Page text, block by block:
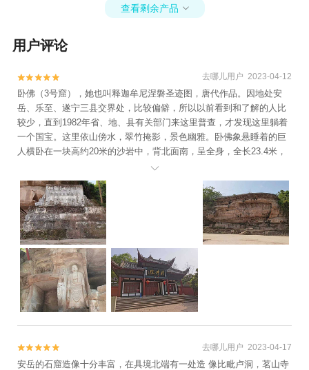
查看剩余产品 
用户评论

 去哪儿用户 2023-04-12
卧佛（3号窟），她也叫释迦牟尼涅磐圣迹图，唐代作品。因地处安
岳、乐至、遂宁三县交界处，比较偏僻，所以以前看到和了解的人比
较少，直到1982年省、地、县有关部门来这里普查，才发现这里躺着
一个国宝。这里依山傍水，翠竹掩影，景色幽雅。卧佛象悬睡着的巨
人横卧在一块高约20米的沙岩中，背北面南，呈全身，全长23.4米，
头长3米，肩宽3.1米，堪称我国古代全身石刻卧佛之首。它背北面
南，头东足西，左侧而卧，两手齐腿，自然平放，面部丰盈，神态安
祥，双目微闭，似睡非睡。卧佛形体修长，身着袈裟，袒胸露肌，头
蓄螺髻，耳戴圆形绽花环，头枕扁形荷叶枕，维妙维肖地展现出释迦
牟尼“涅磐”时超脱一切的意境。


 去哪儿用户 2023-04-17
安岳的石窟造像十分丰富，在具境北端有一处造 像比毗卢洞，茗山寺